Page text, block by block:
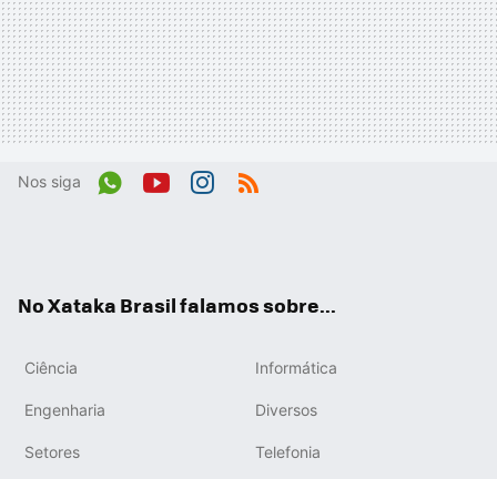
Nos siga
No Xataka Brasil falamos sobre...
Ciência Informática
Engenharia Diversos
Setores Telefonia